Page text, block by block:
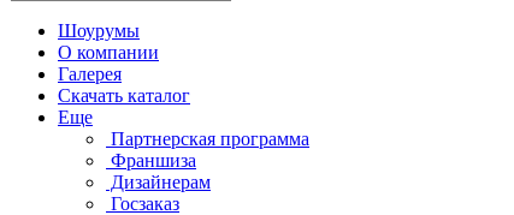
Шоурумы
О компании
Галерея
Скачать каталог
Еще
Партнерская программа
Франшиза
Дизайнерам
Госзаказ